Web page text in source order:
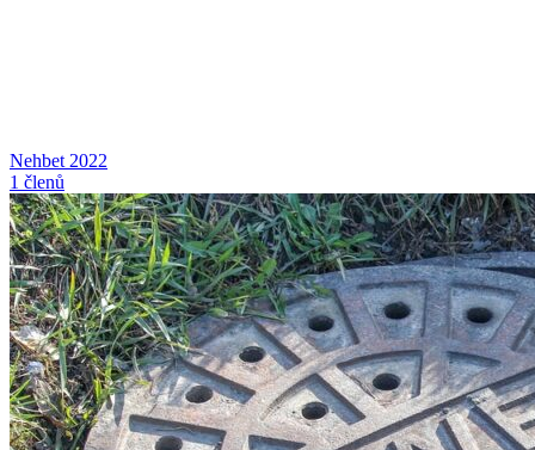
Nehbet 2022
1 členů